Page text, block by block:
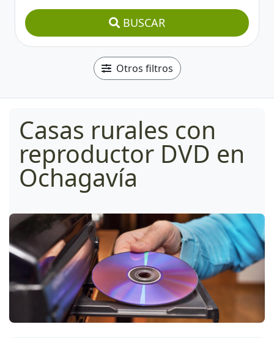
BUSCAR
Otros filtros
Casas rurales con
reproductor DVD en
Ochagavía